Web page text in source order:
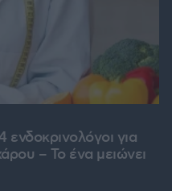
για
– Το ένα μειώνει